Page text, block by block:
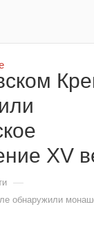
XV
—
обнаружили